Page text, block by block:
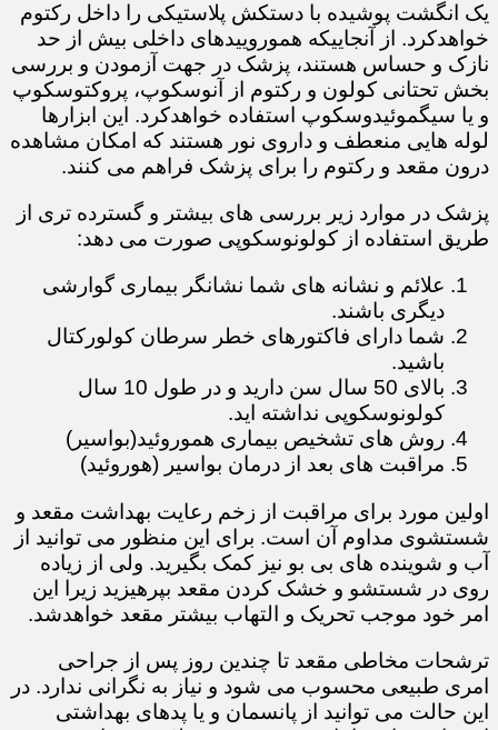
یک انگشت پوشیده با دستکش پلاستیکی را داخل رکتوم
خواهدکرد. از آنجاییکه هموروییدهای داخلی بیش از حد
نازک و حساس هستند، پزشک در جهت آزمودن و بررسی
بخش تحتانی کولون و رکتوم از آنوسکوپ، پروکتوسکوپ
و یا سیگموئیدوسکوپ استفاده خواهدکرد. این ابزارها
لوله هایی منعطف و داروی نور هستند که امکان مشاهده
درون مقعد و رکتوم را برای پزشک فراهم می کنند.
پزشک در موارد زیر بررسی های بیشتر و گسترده تری از
طریق استفاده از کولونوسکوپی صورت می دهد:
علائم و نشانه های شما نشانگر بیماری گوارشی
دیگری باشند.
شما دارای فاکتورهای خطر سرطان کولورکتال
باشید.
بالای 50 سال سن دارید و در طول 10 سال
کولونوسکوپی نداشته اید.​​​​​
روش های تشخیص بیماری هموروئید(بواسیر)
مراقبت های بعد از درمان بواسیر (هوروئید)
اولین مورد برای مراقبت از زخم رعایت بهداشت مقعد و
شستشوی مداوم آن است. برای این منظور می توانید از
آب و شوینده های بی بو نیز کمک بگیرید. ولی از زیاده
روی در شستشو و خشک کردن مقعد بپرهیزید زیرا این
امر خود موجب تحریک و التهاب بیشتر مقعد خواهدشد.
ترشحات مخاطی مقعد تا چندین روز پس از جراحی
امری طبیعی محسوب می شود و نیاز به نگرانی ندارد. در
این حالت می توانید از پانسمان و یا پدهای بهداشتی